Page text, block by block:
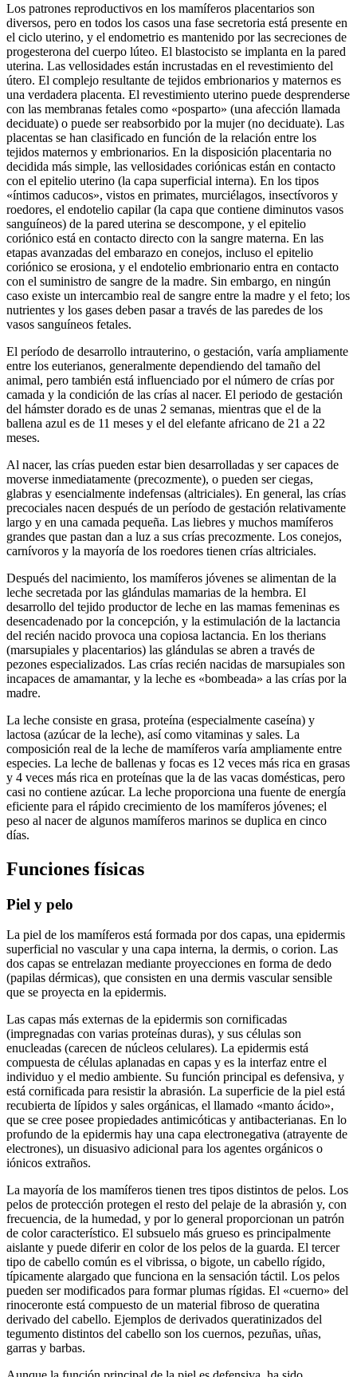
Los patrones reproductivos en los mamíferos placentarios son
diversos, pero en todos los casos una fase secretoria está presente en
el ciclo uterino, y el endometrio es mantenido por las secreciones de
progesterona del cuerpo lúteo. El blastocisto se implanta en la pared
uterina. Las vellosidades están incrustadas en el revestimiento del
útero. El complejo resultante de tejidos embrionarios y maternos es
una verdadera placenta. El revestimiento uterino puede desprenderse
con las membranas fetales como «posparto» (una afección llamada
deciduate) o puede ser reabsorbido por la mujer (no deciduate). Las
placentas se han clasificado en función de la relación entre los
tejidos maternos y embrionarios. En la disposición placentaria no
decidida más simple, las vellosidades coriónicas están en contacto
con el epitelio uterino (la capa superficial interna). En los tipos
«íntimos caducos», vistos en primates, murciélagos, insectívoros y
roedores, el endotelio capilar (la capa que contiene diminutos vasos
sanguíneos) de la pared uterina se descompone, y el epitelio
coriónico está en contacto directo con la sangre materna. En las
etapas avanzadas del embarazo en conejos, incluso el epitelio
coriónico se erosiona, y el endotelio embrionario entra en contacto
con el suministro de sangre de la madre. Sin embargo, en ningún
caso existe un intercambio real de sangre entre la madre y el feto; los
nutrientes y los gases deben pasar a través de las paredes de los
vasos sanguíneos fetales.
El período de desarrollo intrauterino, o gestación, varía ampliamente
entre los euterianos, generalmente dependiendo del tamaño del
animal, pero también está influenciado por el número de crías por
camada y la condición de las crías al nacer. El periodo de gestación
del hámster dorado es de unas 2 semanas, mientras que el de la
ballena azul es de 11 meses y el del elefante africano de 21 a 22
meses.
Al nacer, las crías pueden estar bien desarrolladas y ser capaces de
moverse inmediatamente (precozmente), o pueden ser ciegas,
glabras y esencialmente indefensas (altriciales). En general, las crías
precociales nacen después de un período de gestación relativamente
largo y en una camada pequeña. Las liebres y muchos mamíferos
grandes que pastan dan a luz a sus crías precozmente. Los conejos,
carnívoros y la mayoría de los roedores tienen crías altriciales.
Después del nacimiento, los mamíferos jóvenes se alimentan de la
leche secretada por las glándulas mamarias de la hembra. El
desarrollo del tejido productor de leche en las mamas femeninas es
desencadenado por la concepción, y la estimulación de la lactancia
del recién nacido provoca una copiosa lactancia. En los therians
(marsupiales y placentarios) las glándulas se abren a través de
pezones especializados. Las crías recién nacidas de marsupiales son
incapaces de amamantar, y la leche es «bombeada» a las crías por la
madre.
La leche consiste en grasa, proteína (especialmente caseína) y
lactosa (azúcar de la leche), así como vitaminas y sales. La
composición real de la leche de mamíferos varía ampliamente entre
especies. La leche de ballenas y focas es 12 veces más rica en grasas
y 4 veces más rica en proteínas que la de las vacas domésticas, pero
casi no contiene azúcar. La leche proporciona una fuente de energía
eficiente para el rápido crecimiento de los mamíferos jóvenes; el
peso al nacer de algunos mamíferos marinos se duplica en cinco
días.
Funciones físicas
Piel y pelo
La piel de los mamíferos está formada por dos capas, una epidermis
superficial no vascular y una capa interna, la dermis, o corion. Las
dos capas se entrelazan mediante proyecciones en forma de dedo
(papilas dérmicas), que consisten en una dermis vascular sensible
que se proyecta en la epidermis.
Las capas más externas de la epidermis son cornificadas
(impregnadas con varias proteínas duras), y sus células son
enucleadas (carecen de núcleos celulares). La epidermis está
compuesta de células aplanadas en capas y es la interfaz entre el
individuo y el medio ambiente. Su función principal es defensiva, y
está cornificada para resistir la abrasión. La superficie de la piel está
recubierta de lípidos y sales orgánicas, el llamado «manto ácido»,
que se cree posee propiedades antimicóticas y antibacterianas. En lo
profundo de la epidermis hay una capa electronegativa (atrayente de
electrones), un disuasivo adicional para los agentes orgánicos o
iónicos extraños.
La mayoría de los mamíferos tienen tres tipos distintos de pelos. Los
pelos de protección protegen el resto del pelaje de la abrasión y, con
frecuencia, de la humedad, y por lo general proporcionan un patrón
de color característico. El subsuelo más grueso es principalmente
aislante y puede diferir en color de los pelos de la guarda. El tercer
tipo de cabello común es el vibrissa, o bigote, un cabello rígido,
típicamente alargado que funciona en la sensación táctil. Los pelos
pueden ser modificados para formar plumas rígidas. El «cuerno» del
rinoceronte está compuesto de un material fibroso de queratina
derivado del cabello. Ejemplos de derivados queratinizados del
tegumento distintos del cabello son los cuernos, pezuñas, uñas,
garras y barbas.